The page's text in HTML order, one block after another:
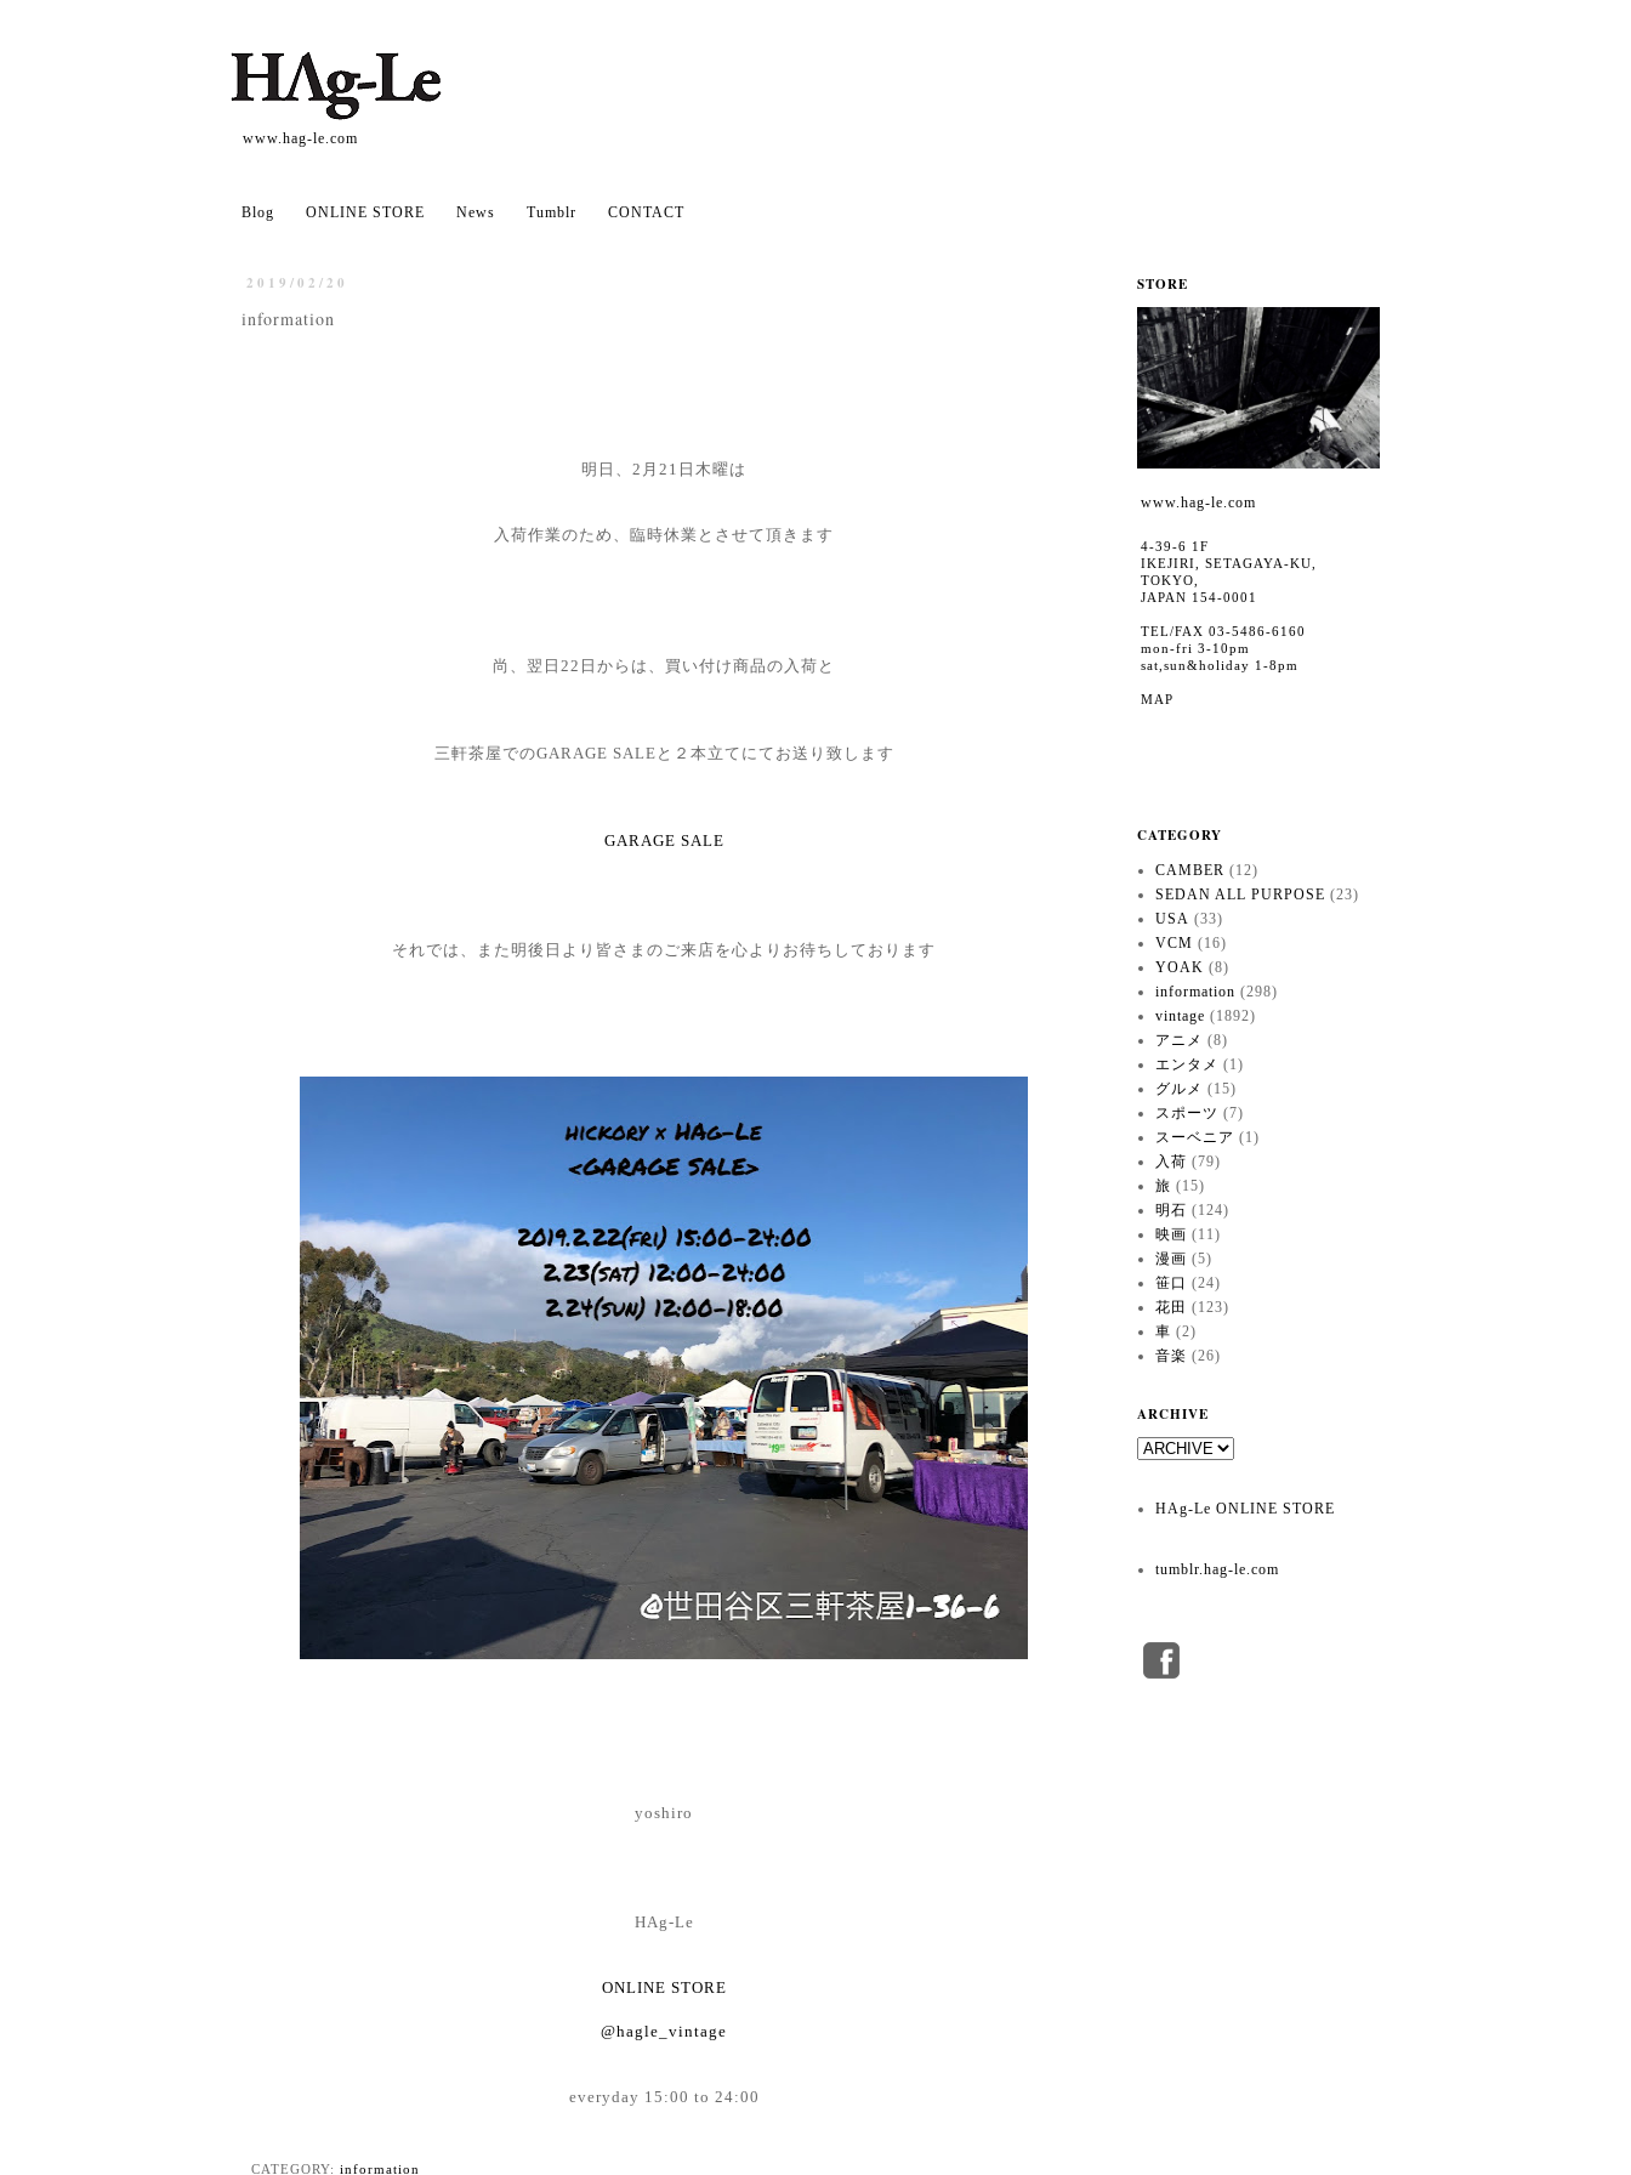
www.hag-le.com
Blog ONLINE STORE News Tumblr CONTACT
2019/02/20
information
明日、2月21日木曜は
入荷作業のため、臨時休業とさせて頂きます
尚、翌日22日からは、買い付け商品の入荷と
三軒茶屋でのGARAGE SALEと２本立てにてお送り致します
GARAGE SALE
それでは、また明後日より皆さまのご来店を心よりお待ちしております
yoshiro
HAg-Le
ONLINE STORE
@hagle_vintage
everyday 15:00 to 24:00
CATEGORY: information
STORE
www.hag-le.com
4-39-6 1F
IKEJIRI, SETAGAYA-KU,
TOKYO,
JAPAN 154-0001
TEL/FAX 03-5486-6160
mon-fri 3-10pm
sat,sun&holiday 1-8pm
MAP
CATEGORY
CAMBER (12)
SEDAN ALL PURPOSE (23)
USA (33)
VCM (16)
YOAK (8)
information (298)
vintage (1892)
アニメ (8)
エンタメ (1)
グルメ (15)
スポーツ (7)
スーベニア (1)
入荷 (79)
旅 (15)
明石 (124)
映画 (11)
漫画 (5)
笹口 (24)
花田 (123)
車 (2)
音楽 (26)
ARCHIVE
HAg-Le ONLINE STORE
tumblr.hag-le.com